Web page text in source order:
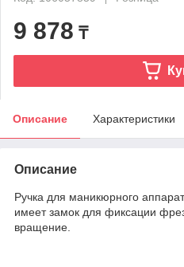
9 878 ₸
Описание Характеристики
Описание
Ручка для маникюрного
имеет замок для фиксации
вращение.